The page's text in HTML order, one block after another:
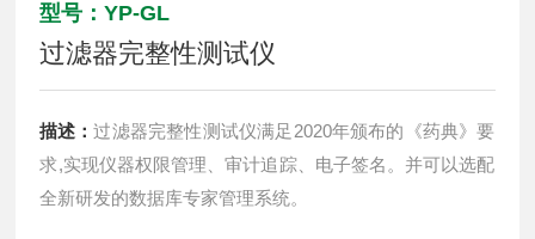
型号：YP-GL
过滤器完整性测试仪
描述：过滤器完整性测试仪满足2020年颁布的《药典》要
求,实现仪器权限管理、审计追踪、电子签名。并可以选配
全新研发的数据库专家管理系统。